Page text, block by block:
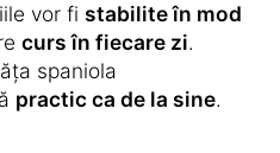
vor fi stabilite în mod
curs în fiecare zi.
spaniola
practic ca de la sine.